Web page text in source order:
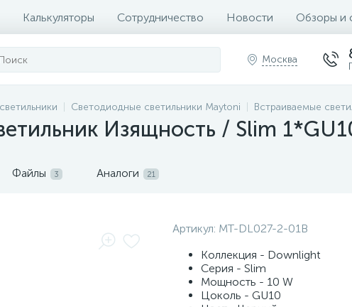
Калькуляторы Сотрудничество Новости Обзоры и
Москва
Светодиодные светильники Maytoni Встраиваемые
Изящность / Slim
Файлы 3 Аналоги 21
Артикул: MT-DL027-2-01B
Коллекция - Downlight
Серия - Slim
Мощность - 10 W
Цоколь - GU10